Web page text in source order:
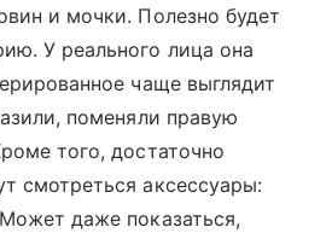
и мочки. Полезно будет
У реального лица она
чаще выглядит
поменяли правую
того, достаточно
смотреться аксессуары:
даже показаться,